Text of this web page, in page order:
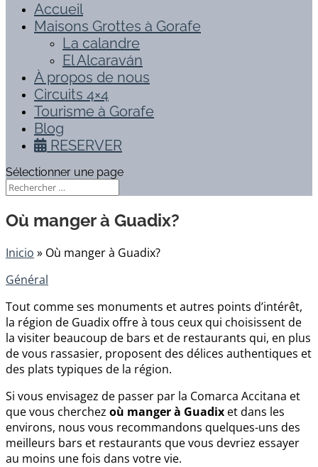
Accueil
Maisons Grottes à Gorafe
La calandre
El Alcaraván
À propos de nous
Circuits 4×4
Tourisme à Gorafe
Blog
RESERVER
Sélectionner une page
Où manger à Guadix?
Inicio » Où manger à Guadix?
Général
Tout comme ses monuments et autres points d’intérêt,
la région de Guadix offre à tous ceux qui choisissent de
la visiter beaucoup de bars et de restaurants qui, en plus
de vous rassasier, proposent des délices authentiques et
des plats typiques de la région.
Si vous envisagez de passer par la Comarca Accitana et
que vous cherchez où manger à Guadix et dans les
environs, nous vous recommandons quelques-uns des
meilleurs bars et restaurants que vous devriez essayer
au moins une fois dans votre vie.